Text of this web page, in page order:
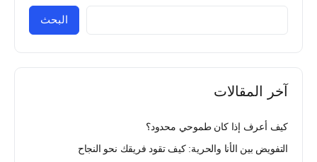
البحث
آخر المقالات
كيف أعرف إذا كان طموحي محدود؟
التفويض بين الأنا والحرية: كيف تقود فريقك نحو النجاح